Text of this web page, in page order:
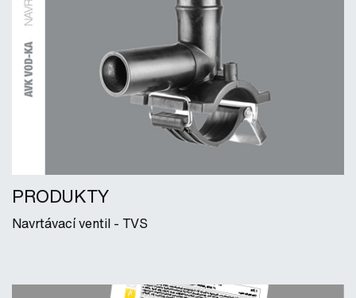
PRODUKTY
Navrtávací ventil - TVS